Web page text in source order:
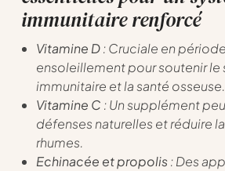
immunitaire renforcé
Vitamine D: Cruciale en
ensoleillement pour soutenir le
immunitaire et la santé osseuse.
Vitamine C : Un supplément
défenses naturelles et réduire
rhumes.
Echinacée et propolis: Des